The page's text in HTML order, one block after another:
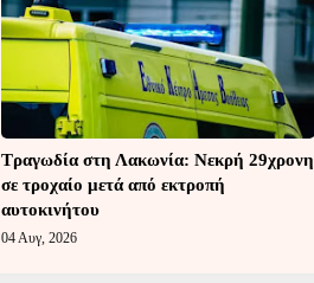
Τραγωδία στη Λακωνία: Νεκρή 29χρονη
σε τροχαίο μετά από εκτροπή
αυτοκινήτου
04 Αυγ, 2026